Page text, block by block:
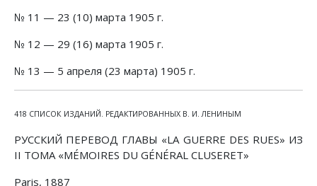
№ 11 — 23 (10) марта 1905 г.
№ 12 — 29 (16) марта 1905 г.
№ 13 — 5 апреля (23 марта) 1905 г.
418 СПИСОК ИЗДАНИЙ. РЕДАКТИРОВАННЫХ В. И. ЛЕНИНЫМ
РУССКИЙ ПЕРЕВОД ГЛАВЫ «LA GUERRE DES RUES» ИЗ
II ТОМА «MÉMOIRES DU GÉNÉRAL CLUSERET»
Paris, 1887